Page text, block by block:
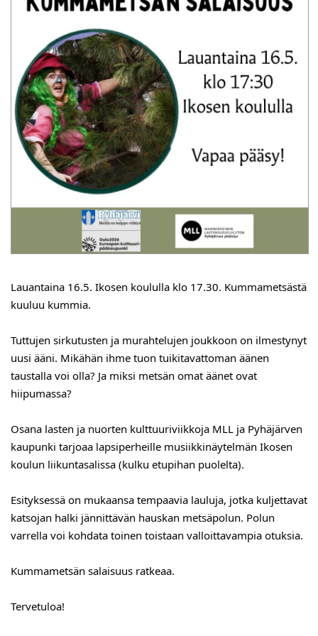
Lauantaina 16.5. Ikosen koululla klo 17.30. Kummametsästä
kuuluu kummia.
Tuttujen sirkutusten ja murahtelujen joukkoon on ilmestynyt
uusi ääni. Mikähän ihme tuon tuikitavattoman äänen
taustalla voi olla? Ja miksi metsän omat äänet ovat
hiipumassa?
Osana lasten ja nuorten kulttuuriviikkoja MLL ja Pyhäjärven
kaupunki tarjoaa lapsiperheille musiikkinäytelmän Ikosen
koulun liikuntasalissa (kulku etupihan puolelta).
Esityksessä on mukaansa tempaavia lauluja, jotka kuljettavat
katsojan halki jännittävän hauskan metsäpolun. Polun
varrella voi kohdata toinen toistaan valloittavampia otuksia.
Kummametsän salaisuus ratkeaa.
Tervetuloa!